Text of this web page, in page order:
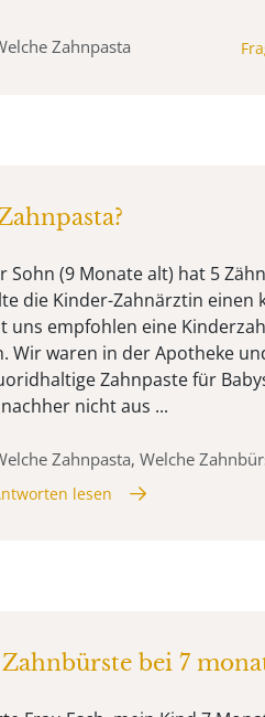
Zahnpasta
Sohn (9 Monate alt) hat 5
die Kinder-Zahnärztin einen
uns empfohlen eine
Wir waren in der Apotheke
Zahnpaste für
nicht aus ...
Zahnpasta, Welche
lesen
bei 7